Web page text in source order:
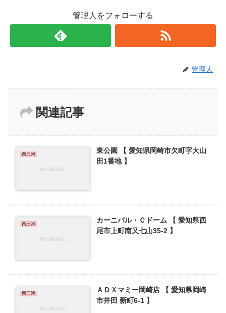
管理人をフォローする
管理人
関連記事
西三河
東公園 【 愛知県岡崎市欠町字大山
田1番地 】
西三河
カーニバル・Ｃドーム 【 愛知県西
尾市上町南又七山35-2 】
西三河
ＡＤＸマミー岡崎店 【 愛知県岡崎
市井田 新町6-1 】